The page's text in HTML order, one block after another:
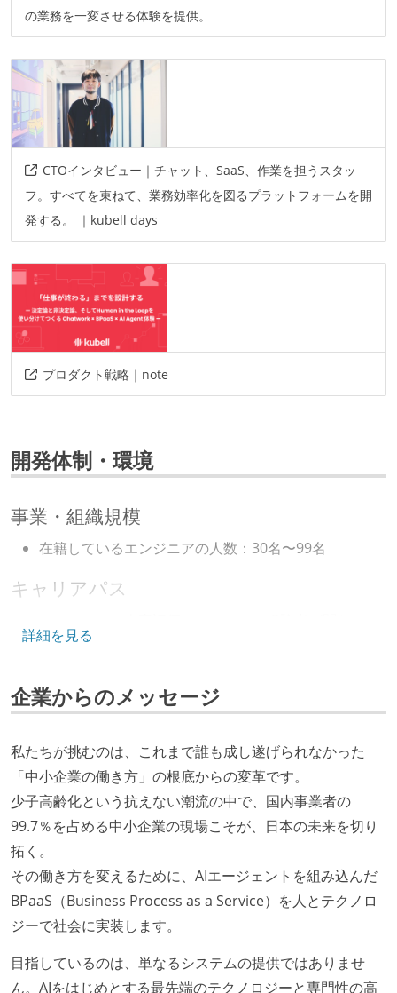
の業務を一変させる体験を提供。
CTOインタビュー｜チャット、SaaS、作業を担うスタッ
フ。すべてを束ねて、業務効率化を図るプラットフォームを開
発する。 ｜kubell days
プロダクト戦略｜note
開発体制・環境
事業・組織規模
在籍しているエンジニアの人数：30名〜99名
キャリアパス
いる
など、キャリア形成を目的とした職域を超えての積極
的な異動が推奨され、実施されている
マネージャーやCTOと高頻度（月1程度）でキャリアに
ついて話す場が設けられている
年収800万円以上のエンジニアに、マネジメントの役
割を持たない人がいる
技術カルチャー
CTO またはそれに準じる、技術やワークフローの標準
化を行う役割の人・部門が存在する
取締役（社内）または執行役員として、エンジニアリ
ング部門の人間が経営に参加している
詳細を見る
企業からのメッセージ
私たちが挑むのは、これまで誰も成し遂げられなかった
「中小企業の働き方」の根底からの変革です。
少子高齢化という抗えない潮流の中で、国内事業者の
99.7％を占める中小企業の現場こそが、日本の未来を切り
拓く。
その働き方を変えるために、AIエージェントを組み込んだ
BPaaS（Business Process as a Service）を人とテクノロ
ジーで社会に実装します。
目指しているのは、単なるシステムの提供ではありませ
ん。AIをはじめとする最先端のテクノロジーと専門性の高